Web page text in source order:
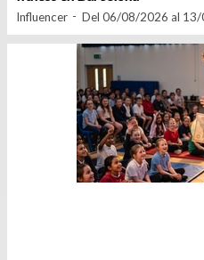
Influencer Del 06/08/2026 al